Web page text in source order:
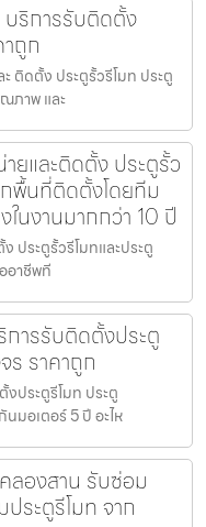
ริการรับติดตั้ง
ถูก
ติดตั้ง ประตูรั้วรีโมท ประตู
ภาพ และ
ยและติดตั้ง ประตูรั้ว
พื้นที่ติดตั้งโดยทีม
นงานมากกว่า 10 ปี
ประตูรั้วรีโมทและประตู
อาชีพที
ารรับติดตั้งประตู
ร ราคาถูก
ประตูรีโมท ประตู
มอเตอร์ 5 ปี อะไห
ลองสาน รับซ่อม
ระตูรีโมท จาก